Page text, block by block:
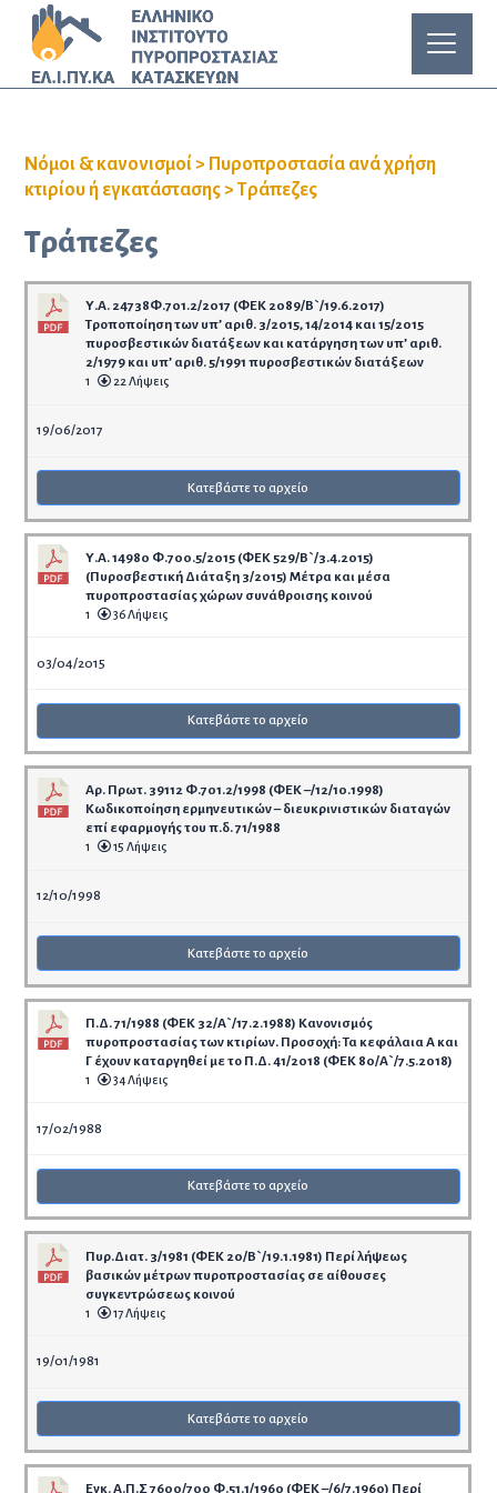
Νόμοι & κανονισμοί> Πυροπροστασία ανά χρήση
κτιρίου ή εγκατάστασης>Τράπεζες
Τράπεζες
Υ.Α. 24738Φ.701.2/2017 (ΦΕΚ 2089/Β`/19.6.2017)
Τροποποίηση των υπ’ αριθ. 3/2015, 14/2014 και 15/2015
πυροσβεστικών διατάξεων και κατάργηση των υπ’ αριθ.
2/1979 και υπ’ αριθ. 5/1991 πυροσβεστικών διατάξεων
1 22 Λήψεις
19/06/2017
Κατεβάστε το αρχείο
Υ.Α. 14980 Φ.700.5/2015 (ΦΕΚ 529/Β`/3.4.2015)
(Πυροσβεστική Διάταξη 3/2015) Μέτρα και μέσα
πυροπροστασίας χώρων συνάθροισης κοινού
1 36 Λήψεις
03/04/2015
Κατεβάστε το αρχείο
Αρ. Πρωτ. 39112 Φ.701.2/1998 (ΦΕΚ –/12/10.1998)
Κωδικοποίηση ερμηνευτικών – διευκρινιστικών διαταγών
επί εφαρμογής του π.δ. 71/1988
1 15 Λήψεις
12/10/1998
Κατεβάστε το αρχείο
Π.Δ. 71/1988 (ΦΕΚ 32/Α`/17.2.1988) Κανονισμός
πυροπροστασίας των κτιρίων. Προσοχή: Τα κεφάλαια Α και
Γ έχουν καταργηθεί με το Π.Δ. 41/2018 (ΦΕΚ 80/Α`/7.5.2018)
1 34 Λήψεις
17/02/1988
Κατεβάστε το αρχείο
Πυρ.Διατ. 3/1981 (ΦΕΚ 20/Β`/19.1.1981) Περί λήψεως
βασικών μέτρων πυροπροστασίας σε αίθουσες
συγκεντρώσεως κοινού
1 17 Λήψεις
19/01/1981
Κατεβάστε το αρχείο
Εγκ. Α.Π.Σ 7600/700 Φ.51.1/1960 (ΦΕΚ –/6/7.1960) Περί